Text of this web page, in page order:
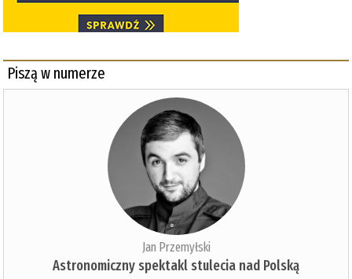
Piszą w numerze
Jan Przemyłski
Astronomiczny spektakl stulecia nad Polską